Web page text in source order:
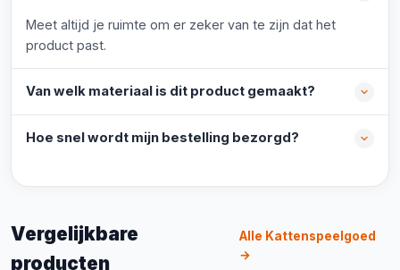
Meet altijd je ruimte om er zeker van te zijn dat het
product past.
Van welk materiaal is dit product gemaakt?
Hoe snel wordt mijn bestelling bezorgd?
Vergelijkbare
producten
Alle Kattenspeelgoed
→